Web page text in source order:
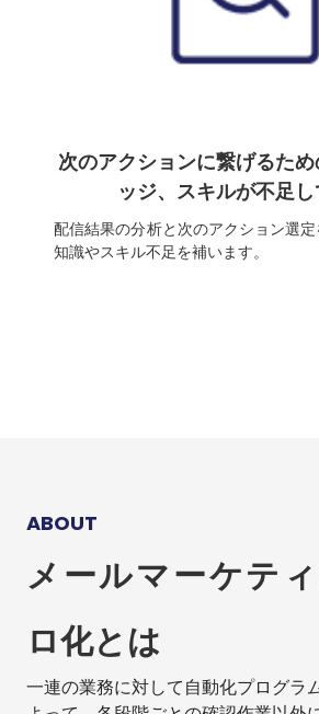
次のアクションに繋げるた
ッジ、スキルが不足
配信結果の分析と次のアクション選定
知識やスキル不足を補います。
ABOUT
メールマーケテ
ロ化とは
一連の業務に対して自動化プログラ